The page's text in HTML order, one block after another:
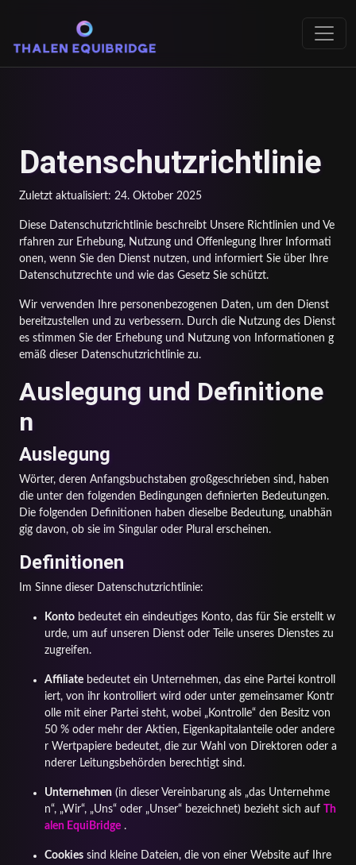
Datenschutzrichtlinie
Zuletzt aktualisiert: 24. Oktober 2025
Diese Datenschutzrichtlinie beschreibt Unsere Richtlinien und Ve
rfahren zur Erhebung, Nutzung und Offenlegung Ihrer Informati
onen, wenn Sie den Dienst nutzen, und informiert Sie über Ihre
Datenschutzrechte und wie das Gesetz Sie schützt.
Wir verwenden Ihre personenbezogenen Daten, um den Dienst
bereitzustellen und zu verbessern. Durch die Nutzung des Dienst
es stimmen Sie der Erhebung und Nutzung von Informationen g
emäß dieser Datenschutzrichtlinie zu.
Auslegung und Definitione
n
Auslegung
Wörter, deren Anfangsbuchstaben großgeschrieben sind, haben
die unter den folgenden Bedingungen definierten Bedeutungen.
Die folgenden Definitionen haben dieselbe Bedeutung, unabhän
gig davon, ob sie im Singular oder Plural erscheinen.
Definitionen
Im Sinne dieser Datenschutzrichtlinie:
Konto bedeutet ein eindeutiges Konto, das für Sie erstellt w
urde, um auf unseren Dienst oder Teile unseres Dienstes zu
zugreifen.
Affiliate bedeutet ein Unternehmen, das eine Partei kontroll
iert, von ihr kontrolliert wird oder unter gemeinsamer Kontr
olle mit einer Partei steht, wobei „Kontrolle“ den Besitz von
50 % oder mehr der Aktien, Eigenkapitalanteile oder andere
r Wertpapiere bedeutet, die zur Wahl von Direktoren oder a
nderer Leitungsbehörden berechtigt sind.
Unternehmen (in dieser Vereinbarung als „das Unternehme
n“, „Wir“, „Uns“ oder „Unser“ bezeichnet) bezieht sich auf Th
alen EquiBridge .
Cookies sind kleine Dateien, die von einer Website auf Ihre